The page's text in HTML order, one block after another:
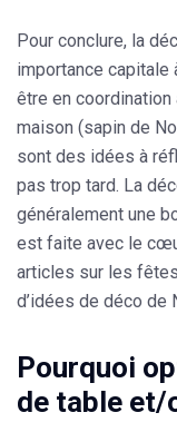
Pour conclure, la
importance
être en
maison (sapin de
sont des idées à
pas trop tard. La
généralement une
est faite avec le
articles sur les
d’idées de déco de
Pourquoi
de table et/